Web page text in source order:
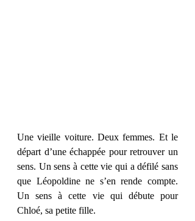
Une vieille voiture. Deux femmes. Et le
départ d’une échappée pour retrouver un
sens. Un sens à cette vie qui a défilé sans
que Léopoldine ne s’en rende compte.
Un sens à cette vie qui débute pour
Chloé, sa petite fille.